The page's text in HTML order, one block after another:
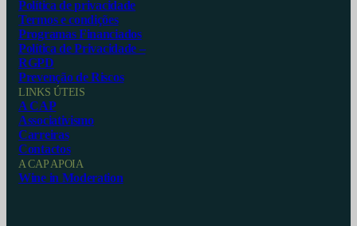
Política de privacidade
Termos e condições
Programas Financiados
Política de Privacidade –
RGPD
Prevenção de Riscos
LINKS ÚTEIS
A CAP
Associativismo
Carreiras
Contactos
A CAP APOIA
Wine in Moderation